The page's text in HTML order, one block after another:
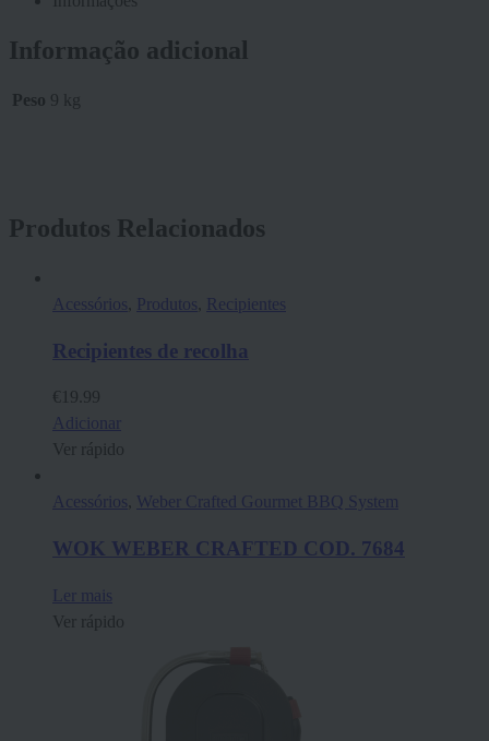
Informação adicional
Peso 9 kg
Produtos Relacionados
Acessórios Produtos Recipientes
Recipientes de recolha
€ 19.99
Adicionar
Ver rápido
Acessórios Weber Crafted Gourmet BBQ System
WOK WEBER CRAFTED COD. 7684
Ler mais
Ver rápido